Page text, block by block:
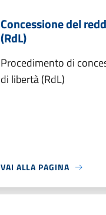
Concessione del
(RdL)
Procedimento di
di libertà (RdL)
VAI ALLA PAGINA